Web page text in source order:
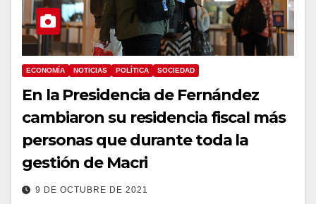
ECONOMÍA NOTICIAS POLÍTICA SOCIEDAD
En la Presidencia de Fernández
cambiaron su residencia fiscal más
personas que durante toda la
gestión de Macri
9 DE OCTUBRE DE 2021